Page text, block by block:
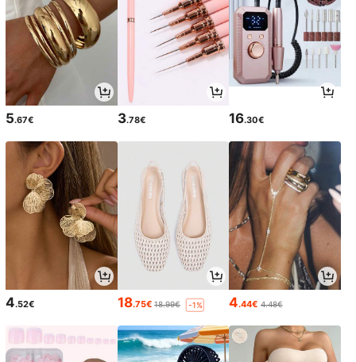
5.67€ 3.78€ 16.30€
4.52€ 18.75€ 18.99€ -1% 4.44€ 4.48€